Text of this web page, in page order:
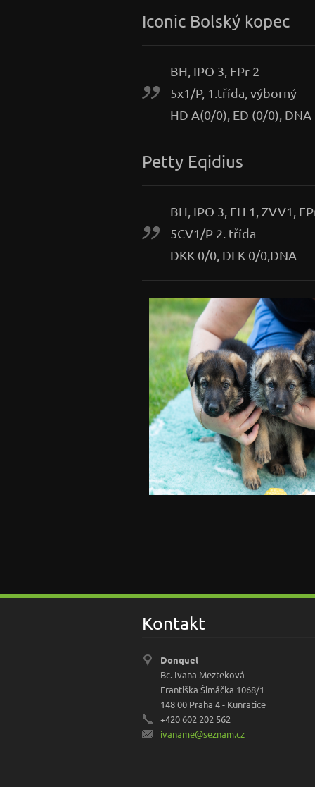
Iconic Bolský kopec
BH, IPO 3, FPr 2
5x1/P, 1.třída, výborný
HD A(0/0), ED (0/0), DNA
Petty Eqidius
BH, IPO 3, FH 1, ZVV1,
5CV1/P 2. třída
DKK 0/0, DLK 0/0,DNA
Kontakt
Donquel
Bc. Ivana Mezteková
Františka Šimáčka 1068/1
148 00 Praha 4 - Kunratice
+420 602 202 562
ivaname@seznam.cz